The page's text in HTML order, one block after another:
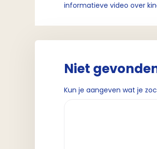
informatieve video over
Niet
Kun je aangeven wat je